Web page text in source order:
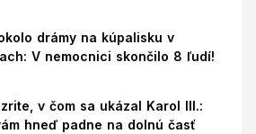
drámy na kúpalisku v
V nemocnici skončilo 8 ľudí!
v čom sa ukázal Karol III.:
hneď padne na dolnú časť